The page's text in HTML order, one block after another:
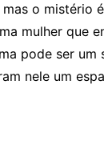
o mistério
mulher que
pode ser um
nele um